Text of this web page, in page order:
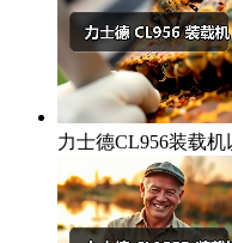
力士德CL956装载